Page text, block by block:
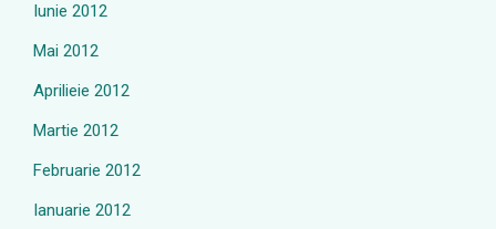
Iunie 2012
Mai 2012
Aprilieie 2012
Martie 2012
Februarie 2012
Ianuarie 2012